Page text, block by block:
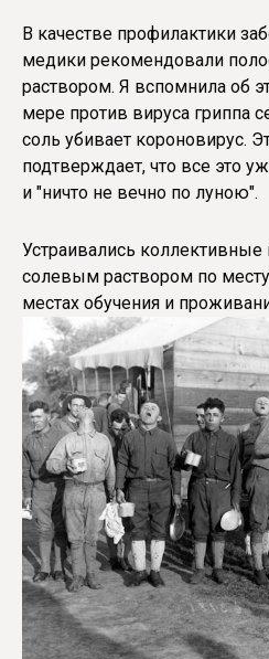
В качестве профилактики
медики рекомендовали
раствором. Я вспомнила об
мере против вируса гриппа
соль убивает короновирус.
подтверждает, что все это
и "ничто не вечно по луною".
Устраивались коллективные
солевым раствором по
местах обучения и